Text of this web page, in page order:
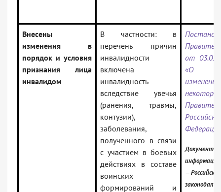
Внесены
изменения в
порядок и условия
признания лица
инвалидом
В частности: в
перечень причин
инвалидности
включена
инвалидность
вследствие увечья
(ранения, травмы,
контузии),
заболевания,
полученного в связи
с участием в боевых
действиях в составе
воинских
формирований и
от
«О
Документ
— Российское